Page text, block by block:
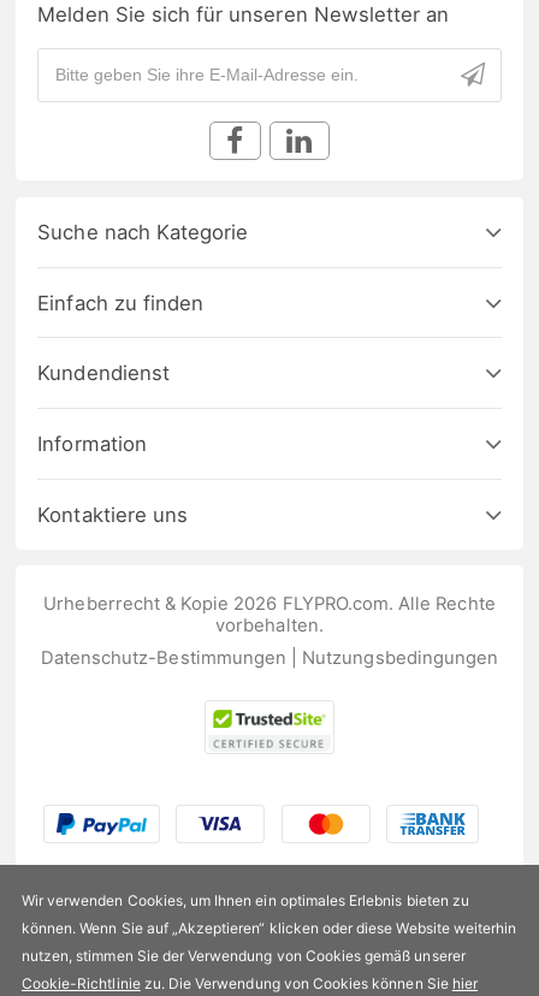
Melden Sie sich für unseren Newsletter an
Suche nach Kategorie
Einfach zu finden
Kundendienst
Information
Kontaktiere uns
Urheberrecht & Kopie 2026 FLYPRO.com. Alle Rechte
vorbehalten.
Datenschutz-Bestimmungen
Nutzungsbedingungen
Wir verwenden Cookies, um Ihnen ein optimales Erlebnis bieten zu
können. Wenn Sie auf „Akzeptieren“ klicken oder diese Website weiterhin
nutzen, stimmen Sie der Verwendung von Cookies gemäß unserer
Cookie-Richtliniezu. Die Verwendung von Cookies können Sie hier